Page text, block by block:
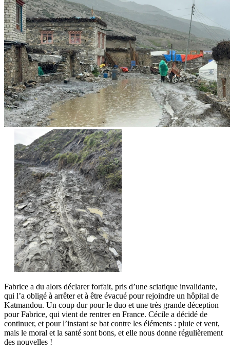
Fabrice a du alors déclarer forfait, pris d’une sciatique invalidante,
qui l’a obligé à arrêter et à être évacué pour rejoindre un hôpital de
Katmandou. Un coup dur pour le duo et une très grande déception
pour Fabrice, qui vient de rentrer en France. Cécile a décidé de
continuer, et pour l’instant se bat contre les éléments : pluie et vent,
mais le moral et la santé sont bons, et elle nous donne régulièrement
des nouvelles !